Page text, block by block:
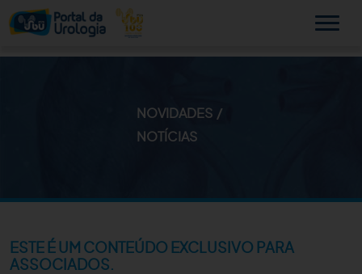
PUBLICAÇÕES
NOVIDADES
NOTÍCIAS
ESTE É UM CONTEÚDO EXCLUSIVO PARA
ASSOCIADOS.